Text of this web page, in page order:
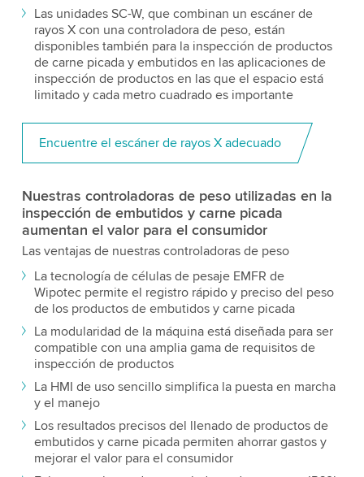
Las unidades SC-W, que combinan un escáner de
rayos X con una controladora de peso, están
disponibles también para la inspección de productos
de carne picada y embutidos en las aplicaciones de
inspección de productos en las que el espacio está
limitado y cada metro cuadrado es importante
Encuentre el escáner de rayos X adecuado
Nuestras controladoras de peso utilizadas en la
inspección de embutidos y carne picada
aumentan el valor para el consumidor
Las ventajas de nuestras controladoras de peso
La tecnología de células de pesaje EMFR de
Wipotec permite el registro rápido y preciso del peso
de los productos de embutidos y carne picada
La modularidad de la máquina está diseñada para ser
compatible con una amplia gama de requisitos de
inspección de productos
La HMI de uso sencillo simplifica la puesta en marcha
y el manejo
Los resultados precisos del llenado de productos de
embutidos y carne picada permiten ahorrar gastos y
mejorar el valor para el consumidor